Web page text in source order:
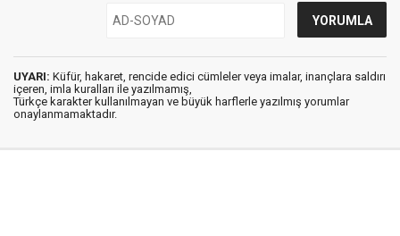
UYARI: Küfür, hakaret, rencide edici cümleler veya imalar, inançlara saldırı
içeren, imla kuralları ile yazılmamış,
Türkçe karakter kullanılmayan ve büyük harflerle yazılmış yorumlar
onaylanmamaktadır.